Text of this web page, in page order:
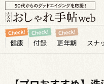
健康 付録 更年期 スナ